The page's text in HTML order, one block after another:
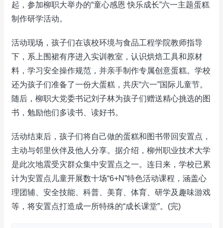
起，参加柳职大举办的“童心感恩 快乐成长”六一主题蛋糕
制作研学活动。
活动现场，孩子们在该校环境与食品工程学院教师指导
下，系上围裙有序进入实训教室，认识烘焙工具和原材
料，学习安全操作规范，并亲手制作专属创意蛋糕。学校
还为孩子们准备了一份大蛋糕，共庆“六一”国际儿童节。
随后，柳职大党委书记刘子林为孩子们赠送精心挑选的图
书，勉励他们多读书、读好书。
活动结束后，孩子们将自己做的蛋糕和图书带回安置点，
主动与邻里伙伴及他人分享。据介绍，柳州职业技术大学
是此次地震受灾群众集中安置点之一。连日来，学校已累
计为安置点儿童开展数十场“6+N”特色活动课程，涵盖心
理团辅、安全技能、科普、美育、体育、研学及趣味游戏
等，将安置点打造成一所特殊的“成长课堂”。(完)